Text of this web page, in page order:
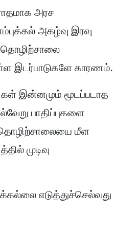
அரச
அகழ்வு இரவு
தொழிற்சாலை
இடர்பாடுகளே காரணம்.
இன்னமும் மூடப்படாத
பாதிப்புகளை
தொழிற்சாலையை மீள
முடிவு
எடுத்துச்செல்வது